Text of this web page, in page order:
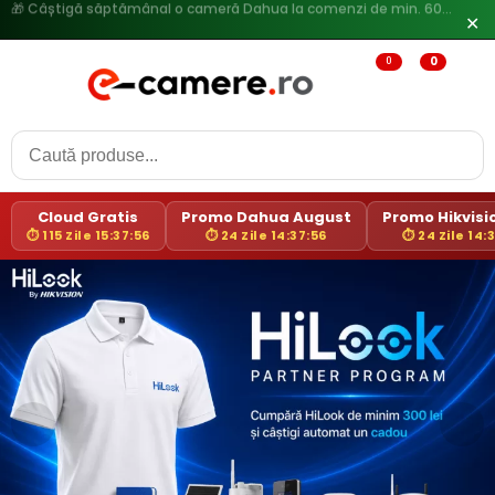
✕
0 0
Cloud Gratis
⏱ 115 Zile 15:37:55
Promo Dahua August
⏱ 24 Zile 14:37:55
Promo
⏱ 24 Zile